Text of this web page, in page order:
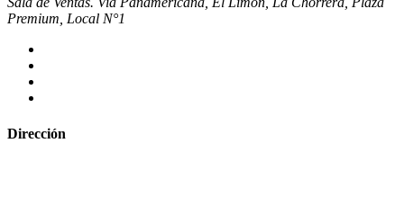
Premium, Local N°1
Dirección